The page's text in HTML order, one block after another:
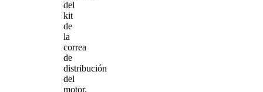
del
kit
de
la
correa
de
distribución
del
motor.